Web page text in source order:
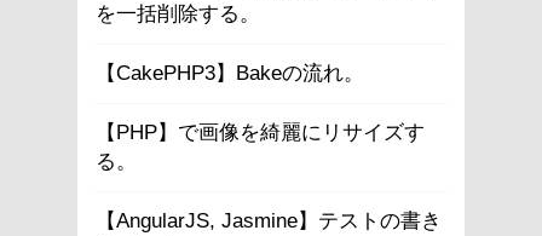
を一括削除する。
【CakePHP3】Bakeの流れ。
【PHP】で画像を綺麗にリサイズす
る。
【AngularJS, Jasmine】テストの書き